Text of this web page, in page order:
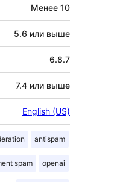
Менее 10
5.6 или выше
6.8.7
7.4 или выше
English (US)
antispam
spam openai